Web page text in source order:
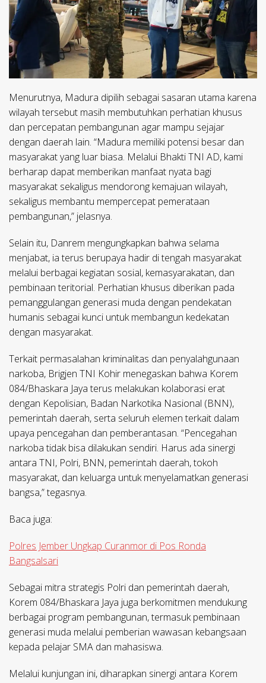
Menurutnya, Madura dipilih sebagai sasaran utama karena
wilayah tersebut masih membutuhkan perhatian khusus
dan percepatan pembangunan agar mampu sejajar
dengan daerah lain. “Madura memiliki potensi besar dan
masyarakat yang luar biasa. Melalui Bhakti TNI AD, kami
berharap dapat memberikan manfaat nyata bagi
masyarakat sekaligus mendorong kemajuan wilayah,
sekaligus membantu mempercepat pemerataan
pembangunan,” jelasnya.
Selain itu, Danrem mengungkapkan bahwa selama
menjabat, ia terus berupaya hadir di tengah masyarakat
melalui berbagai kegiatan sosial, kemasyarakatan, dan
pembinaan teritorial. Perhatian khusus diberikan pada
pemanggulangan generasi muda dengan pendekatan
humanis sebagai kunci untuk membangun kedekatan
dengan masyarakat.
Terkait permasalahan kriminalitas dan penyalahgunaan
narkoba, Brigjen TNI Kohir menegaskan bahwa Korem
084/Bhaskara Jaya terus melakukan kolaborasi erat
dengan Kepolisian, Badan Narkotika Nasional (BNN),
pemerintah daerah, serta seluruh elemen terkait dalam
upaya pencegahan dan pemberantasan. “Pencegahan
narkoba tidak bisa dilakukan sendiri. Harus ada sinergi
antara TNI, Polri, BNN, pemerintah daerah, tokoh
masyarakat, dan keluarga untuk menyelamatkan generasi
bangsa,” tegasnya.
Baca juga:
Polres Jember Ungkap Curanmor di Pos Ronda
Bangsalsari
Sebagai mitra strategis Polri dan pemerintah daerah,
Korem 084/Bhaskara Jaya juga berkomitmen mendukung
berbagai program pembangunan, termasuk pembinaan
generasi muda melalui pemberian wawasan kebangsaan
kepada pelajar SMA dan mahasiswa.
Melalui kunjungan ini, diharapkan sinergi antara Korem